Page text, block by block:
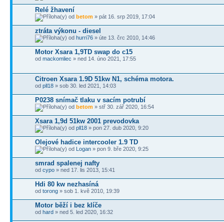
Relé žhavení
od betom » pát 16. srp 2019, 17:04
ztráta výkonu - diesel
od hurri76 » úte 13. črc 2010, 14:46
Motor Xsara 1,9TD swap do c15
od mackomliec » ned 14. úno 2021, 17:55
Citroen Xsara 1.9D 51kw N1, schéma motora.
od pll18 » sob 30. led 2021, 14:03
P0238 snímač tlaku v sacím potrubí
od betom » stř 30. zář 2020, 16:54
Xsara 1,9d 51kw 2001 prevodovka
od pll18 » pon 27. dub 2020, 9:20
Olejové hadice intercooler 1.9 TD
od Logan » pon 9. bře 2020, 9:25
smrad spalenej nafty
od cypo » ned 17. lis 2013, 15:41
Hdi 80 kw nezhasíná
od torong » sob 1. kvě 2010, 19:39
Motor běží i bez klíče
od hard » ned 5. led 2020, 16:32